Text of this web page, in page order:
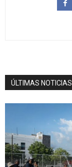
ÚLTIMAS NOTICIAS